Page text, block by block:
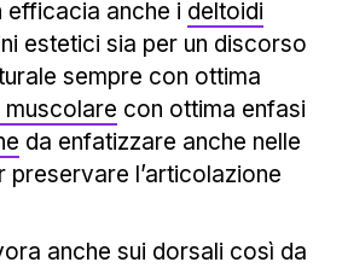
efficacia anche i deltoidi
estetici sia per un discorso
sempre con ottima
con ottima enfasi
da enfatizzare anche nelle
preservare l’articolazione
anche sui dorsali così da